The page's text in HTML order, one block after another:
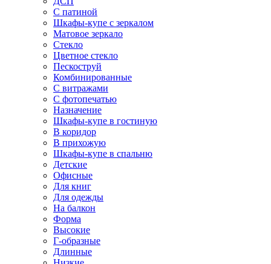
С патиной
Шкафы-купе с зеркалом
Матовое зеркало
Стекло
Цветное стекло
Пескоструй
Комбинированные
С витражами
С фотопечатью
Назначение
Шкафы-купе в гостиную
В коридор
В прихожую
Шкафы-купе в спальню
Детские
Офисные
Для книг
Для одежды
На балкон
Форма
Высокие
Г-образные
Длинные